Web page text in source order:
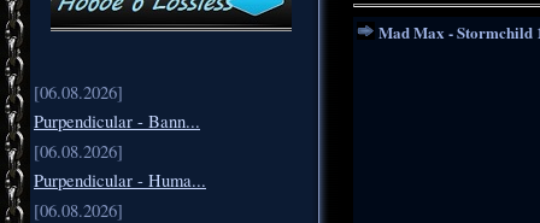
[06.08.2026]
Purpendicular - Bann...
[06.08.2026]
Purpendicular - Huma...
[06.08.2026]
Mad Max - Stormchild